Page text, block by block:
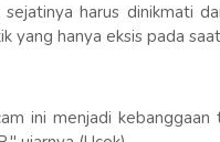
harus dinikmati
yang hanya eksis pada
ini menjadi